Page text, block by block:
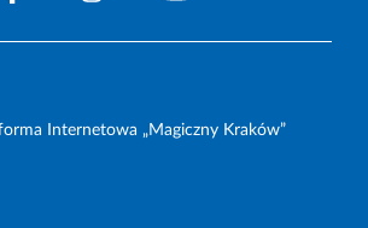
Internetowa „Magiczny Kraków”